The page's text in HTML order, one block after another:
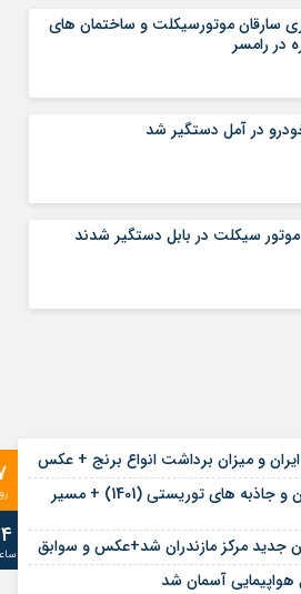
سارقان موتورسیکلت و ساختمان های
در رامسر
در آمل دستگیر شد
سیکلت در بابل دستگیر شدند
ایران و میزان برداشت انواع برنج + عکس
نقشه گردشگری مازندران و جاذبه های توریستی (1401) + مسیر
جدید مرکز مازندران شد+عکس و سوابق
هواپیمایی آسمان شد